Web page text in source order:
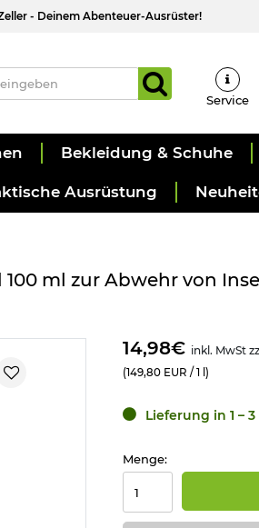
- Deinem Abenteuer-Ausrüster!
Service
Bekleidung & Schuhe
Ausrüstung
ml zur Abwehr von
14,98€ inkl. MwSt
(149,80 EUR / 1 l)
Lieferung in 1 –
Menge: